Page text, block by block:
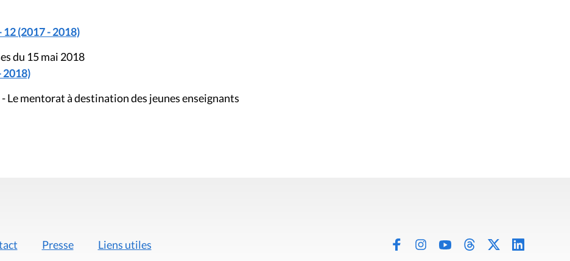
(2017 - 2018)
du 15 mai 2018
2018)
Le mentorat à destination des jeunes enseignants
Presse Liens utiles